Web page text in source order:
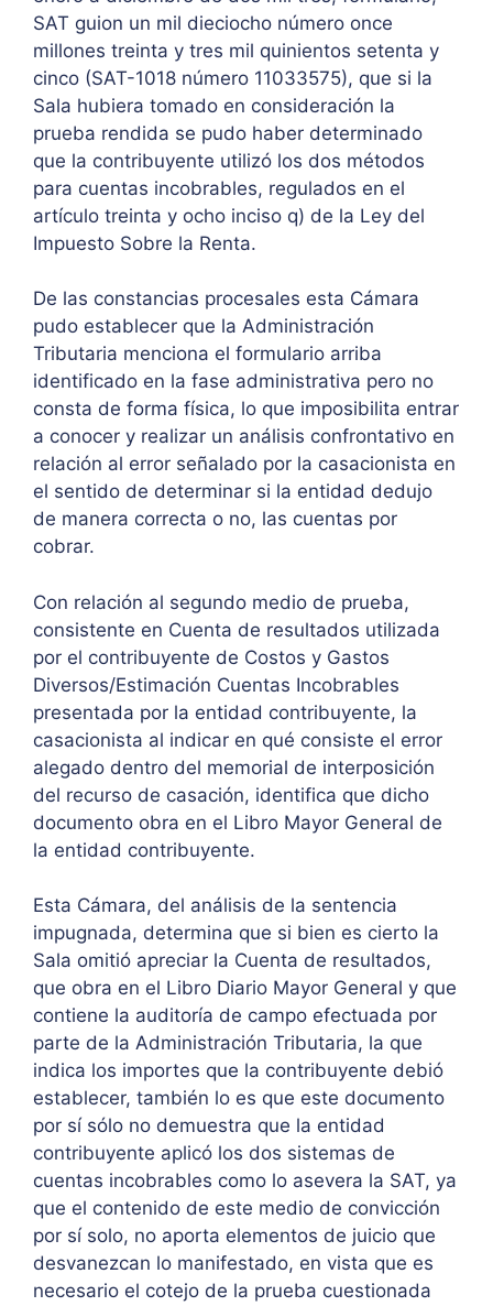
SAT guion un mil dieciocho número once
millones treinta y tres mil quinientos setenta y
cinco (SAT-1018 número 11033575), que si la
Sala hubiera tomado en consideración la
prueba rendida se pudo haber determinado
que la contribuyente utilizó los dos métodos
para cuentas incobrables, regulados en el
artículo treinta y ocho inciso q) de la Ley del
Impuesto Sobre la Renta.
De las constancias procesales esta Cámara
pudo establecer que la Administración
Tributaria menciona el formulario arriba
identificado en la fase administrativa pero no
consta de forma física, lo que imposibilita entrar
a conocer y realizar un análisis confrontativo en
relación al error señalado por la casacionista en
el sentido de determinar si la entidad dedujo
de manera correcta o no, las cuentas por
cobrar.
Con relación al segundo medio de prueba,
consistente en Cuenta de resultados utilizada
por el contribuyente de Costos y Gastos
Diversos/Estimación Cuentas Incobrables
presentada por la entidad contribuyente, la
casacionista al indicar en qué consiste el error
alegado dentro del memorial de interposición
del recurso de casación, identifica que dicho
documento obra en el Libro Mayor General de
la entidad contribuyente.
Esta Cámara, del análisis de la sentencia
impugnada, determina que si bien es cierto la
Sala omitió apreciar la Cuenta de resultados,
que obra en el Libro Diario Mayor General y que
contiene la auditoría de campo efectuada por
parte de la Administración Tributaria, la que
indica los importes que la contribuyente debió
establecer, también lo es que este documento
por sí sólo no demuestra que la entidad
contribuyente aplicó los dos sistemas de
cuentas incobrables como lo asevera la SAT, ya
que el contenido de este medio de convicción
por sí solo, no aporta elementos de juicio que
desvanezcan lo manifestado, en vista que es
necesario el cotejo de la prueba cuestionada